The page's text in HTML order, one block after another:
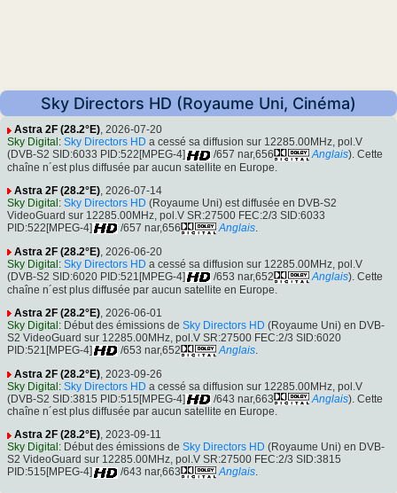
Sky Directors HD (Royaume Uni, Cinéma)
Astra 2F (28.2°E), 2026-07-20
Sky Digital : Sky Directors HD a cessé sa diffusion sur 12285.00MHz, pol.V
(DVB-S2 SID:6033 PID:522[MPEG-4]
/657 nar,656 Anglais). Cette
chaîne n´est plus diffusée par aucun satellite en Europe.
Astra 2F (28.2°E), 2026-07-14
Sky Digital : Sky Directors HD (Royaume Uni) est diffusée en DVB-S2
VideoGuard sur 12285.00MHz, pol.V SR:27500 FEC:2/3 SID:6033
PID:522[MPEG-4]
/657 nar,656 Anglais.
Astra 2F (28.2°E), 2026-06-20
Sky Digital : Sky Directors HD a cessé sa diffusion sur 12285.00MHz, pol.V
(DVB-S2 SID:6020 PID:521[MPEG-4]
/653 nar,652 Anglais). Cette
chaîne n´est plus diffusée par aucun satellite en Europe.
Astra 2F (28.2°E) , 2026-06-01
Sky Digital: Début des émissions de Sky Directors HD (Royaume Uni) en DVB-
S2 VideoGuard sur 12285.00MHz, pol.V SR:27500 FEC:2/3 SID:6020
PID:521[MPEG-4]
/653 nar,652 Anglais
Astra 2F (28.2°E) , 2023-09-26
Sky Digital: Sky Directors HD a cessé sa diffusion sur 12285.00MHz, pol.V
(DVB-S2 SID:3815 PID:515[MPEG-4]
/643 nar,663 Anglais). Cette
chaîne n´est plus diffusée par aucun satellite en Europe.
Astra 2F (28.2°E), 2023-09-11
Sky Digital : Début des émissions de Sky Directors HD (Royaume Uni) en DVB-
S2 VideoGuard sur 12285.00MHz, pol.V SR:27500 FEC:2/3 SID:3815
PID:515[MPEG-4]
/643 nar,663 Anglais.